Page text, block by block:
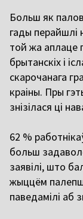
Больш як
гады перайшлі
той жа аплаце
брытанскіх і
скарочанага
краіны. Пры
знізілася ці
62 %
больш
заявілі, што
жыццём
паведамілі аб